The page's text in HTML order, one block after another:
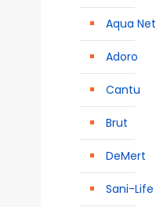
Aqua Net
Adoro
Cantu
Brut
DeMert
Sani-Life